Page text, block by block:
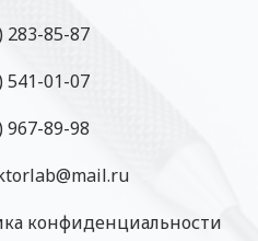
283-85-87
541-01-07
967-89-98
конфиденциальности